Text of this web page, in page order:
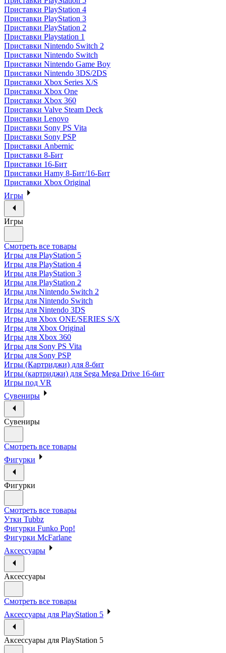
Приставки PlayStation 4
Приставки PlayStation 3
Приставки PlayStation 2
Приставки Playstation 1
Приставки Nintendo Switch 2
Приставки Nintendo Switch
Приставки Nintendo Game Boy
Приставки Nintendo 3DS/2DS
Приставки Xbox Series X/S
Приставки Xbox One
Приставки Xbox 360
Приставки Valve Steam Deck
Приставки Lenovo
Приставки Sony PS Vita
Приставки Sony PSP
Приставки Anbernic
Приставки 8-Бит
Приставки 16-Бит
Приставки Hamy 8-Бит/16-Бит
Приставки Xbox Original
Игры
Игры
Смотреть все товары
Игры для PlayStation 5
Игры для PlayStation 4
Игры для PlayStation 3
Игры для PlayStation 2
Игры для Nintendo Switch 2
Игры для Nintendo Switch
Игры для Nintendo 3DS
Игры для Xbox ONE/SERIES S/X
Игры для Xbox Original
Игры для Xbox 360
Игры для Sony PS Vita
Игры для Sony PSP
Игры (Картриджи) для 8-бит
Игры (картриджи) для Sega Mega Drive 16-бит
Игры под VR
Сувениры
Сувениры
Смотреть все товары
Фигурки
Фигурки
Смотреть все товары
Утки Tubbz
Фигурки Funko Pop!
Фигурки McFarlane
Аксессуары
Аксессуары
Смотреть все товары
Аксессуары для PlayStation 5
Аксессуары для PlayStation 5